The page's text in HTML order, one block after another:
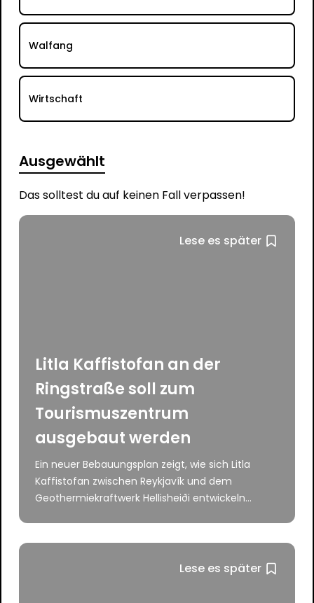
Walfang
Wirtschaft
Ausgewählt
Das solltest du auf keinen Fall verpassen!
Lese es später
Litla Kaffistofan an der
Ringstraße soll zum
Tourismuszentrum
ausgebaut werden
Ein neuer Bebauungsplan zeigt, wie sich Litla
Kaffistofan zwischen Reykjavík und dem
Geothermiekraftwerk Hellisheiði entwickeln...
Lese es später